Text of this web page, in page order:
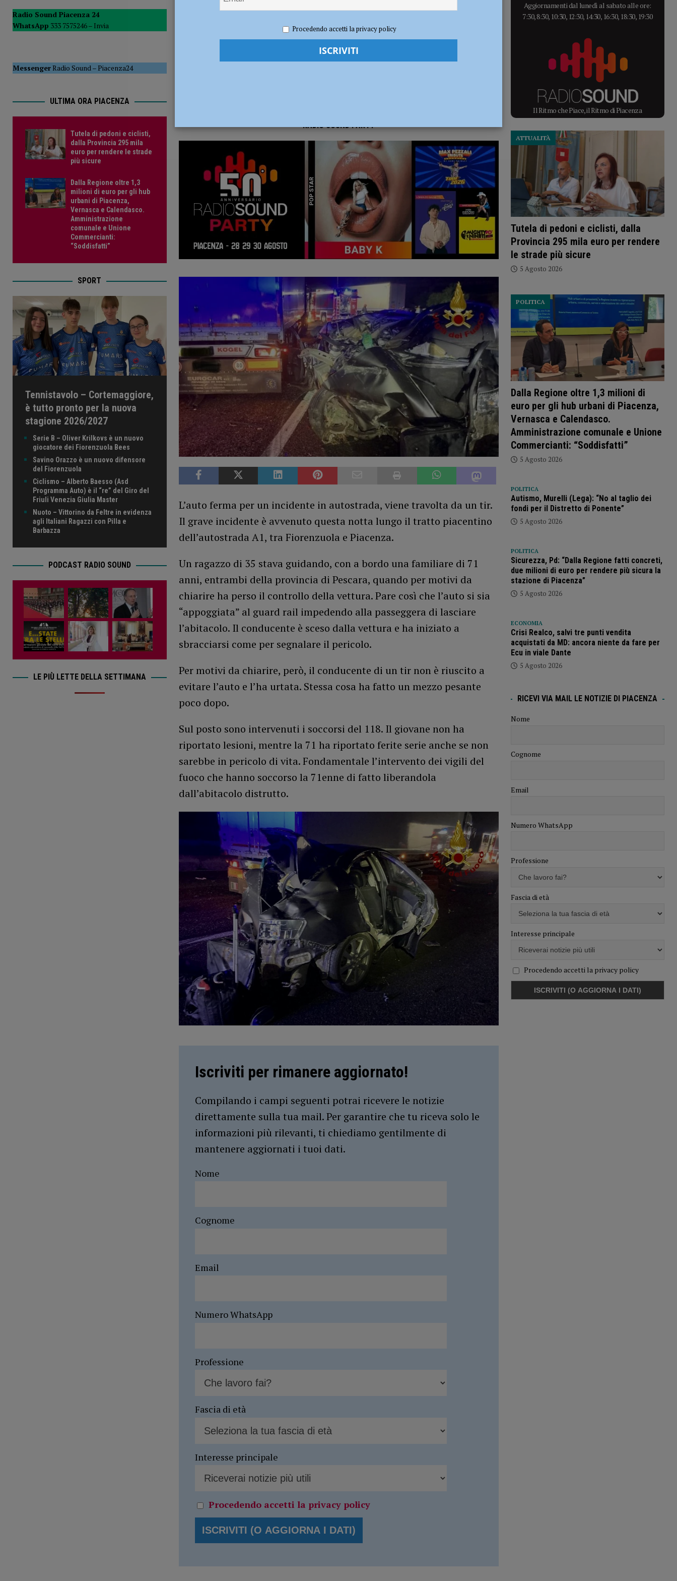
POLITICA
[ 5 Agosto 2026 ] Caldo estremo e asili nido, Tagliaferri (FdI): “Verificare subito la situazione nella provincia di Piacenza”
RADIO SOUND PARTY
L’auto ferma per un incidente in autostrada, viene travolta da un tir.
Il grave incidente è avvenuto questa notta lungo il tratto piacentino
dell’autostrada A1, tra Fiorenzuola e Piacenza.
Un ragazzo di 35 stava guidando, con a bordo una familiare di 71
anni, entrambi della provincia di Pescara, quando per motivi da
chiarire ha perso il controllo della vettura. Pare così che l’auto si sia
“appoggiata” al guard rail impedendo alla passeggera di lasciare
l’abitacolo. Il conducente è sceso dalla vettura e ha iniziato a
sbracciarsi come per segnalare il pericolo.
Per motivi da chiarire, però, il conducente di un tir non è riuscito a
evitare l’auto e l’ha urtata. Stessa cosa ha fatto un mezzo pesante
poco dopo.
Sul posto sono intervenuti i soccorsi del 118. Il giovane non ha
riportato lesioni, mentre la 71 ha riportato ferite serie anche se non
sarebbe in pericolo di vita. Fondamentale l’intervento dei vigili del
fuoco che hanno soccorso la 71enne di fatto liberandola
dall’abitacolo distrutto.
Iscriviti per rimanere aggiornato!
Compilando i campi seguenti potrai ricevere le notizie
direttamente sulla tua mail. Per garantire che tu riceva solo le
informazioni più rilevanti, ti chiediamo gentilmente di
mantenere aggiornati i tuoi dati.
Nome
Cognome
Email
Numero WhatsApp
Professione
Fascia di età
Interesse principale
Procedendo accetti la privacy policy
Radio Sound Piacenza 24
WhatsApp 333 7575246 – Invia
MessengerRadio Sound–Piacenza24
ULTIMA ORA PIACENZA
Tutela di pedoni e ciclisti,
dalla Provincia 295 mila
euro per rendere le strade
più sicure
Dalla Regione oltre 1,3
milioni di euro per gli hub
urbani di Piacenza,
Vernasca e Calendasco.
Amministrazione
comunale e Unione
Commercianti:
“Soddisfatti”
SPORT
Tennistavolo – Cortemaggiore,
è tutto pronto per la nuova
stagione 2026/2027
Serie B – Oliver Krilkovs è un nuovo
giocatore dei Fiorenzuola Bees
Savino Orazzo è un nuovo difensore
del Fiorenzuola
Ciclismo – Alberto Baesso (Asd
Programma Auto) è il “re” del Giro del
Friuli Venezia Giulia Master
Nuoto – Vittorino da Feltre in evidenza
agli Italiani Ragazzi con Pilla e
Barbazza
PODCAST RADIO SOUND
LE PIÙ LETTE DELLA SETTIMANA
Aggiornamenti dal lunedì al sabato alle ore:
7:30, 8:30, 10:30, 12:30, 14:30, 16:30, 18:30, 19:30
Il Ritmo che Piace, il Ritmo di Piacenza
Tutela di pedoni e ciclisti, dalla
Provincia 295 mila euro per rendere
le strade più sicure
ATTUALITÀ
5 Agosto 2026
Dalla Regione oltre 1,3 milioni di
euro per gli hub urbani di Piacenza,
Vernasca e Calendasco.
Amministrazione comunale e Unione
Commercianti: “Soddisfatti”
POLITICA
5 Agosto 2026
POLITICA
Autismo, Murelli (Lega): “No al taglio dei
fondi per il Distretto di Ponente”
5 Agosto 2026
POLITICA
Sicurezza, Pd: “Dalla Regione fatti concreti,
due milioni di euro per rendere più sicura la
stazione di Piacenza”
5 Agosto 2026
ECONOMIA
Crisi Realco, salvi tre punti vendita
acquistati da MD: ancora niente da fare per
Ecu in viale Dante
5 Agosto 2026
RICEVI VIA MAIL LE NOTIZIE DI PIACENZA
Nome
Cognome
Email
Numero WhatsApp
Professione
Fascia di età
Interesse principale
Procedendo accetti la privacy policy
Procedendo accetti la privacy policy